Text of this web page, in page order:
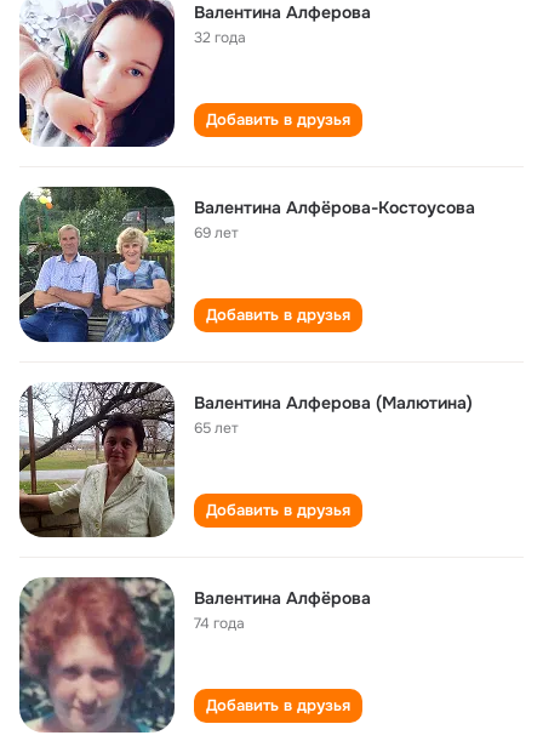
Валентина Алферова
32 года
Добавить в друзья
Валентина Алфёрова-Костоусова
69 лет
Добавить в друзья
Валентина Алферова (Малютина)
65 лет
Добавить в друзья
Валентина Алфёрова
74 года
Добавить в друзья